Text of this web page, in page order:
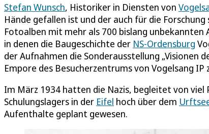
Stefan Wunsch, Historiker in Diensten von
Hände gefallen ist und der auch für die
Fotoalben mit mehr als 700 bislang
in denen die Baugeschichte der NS-Ordensburg
der Aufnahmen die Sonderausstellung „Visionen
Empore des Besucherzentrums von Vogelsang IP
Im März 1934 hatten die Nazis, begleitet von
Schulungslagers in der Eifel hoch über dem
Aufenthalte geplant gewesen.